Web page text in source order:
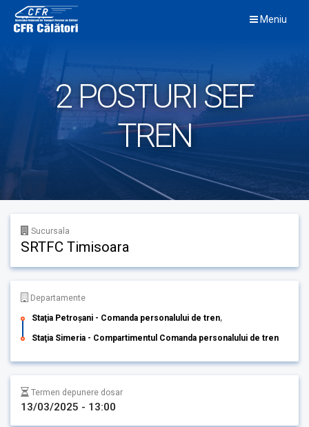
content
Meniu
2 POSTURI SEF
TREN
Sucursala
SRTFC Timisoara
Departamente
Staţia Petroșani - Comanda personalului de tren,
Staţia Simeria - Compartimentul Comanda personalului de tren
Termen depunere dosar
13/03/2025 - 13:00